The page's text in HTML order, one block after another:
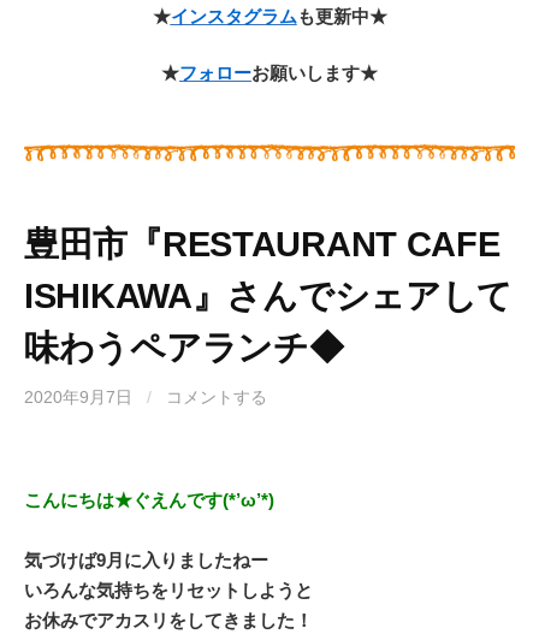
★インスタグラムも更新中★
★フォローお願いします★
豊田市『RESTAURANT CAFE
ISHIKAWA』さんでシェアして
味わうペアランチ◆
2020年9月7日 / コメントする
こんにちは★ぐえんです(*’ω’*)
気づけば9月に入りましたねー
いろんな気持ちをリセットしようと
お休みでアカスリをしてきました！